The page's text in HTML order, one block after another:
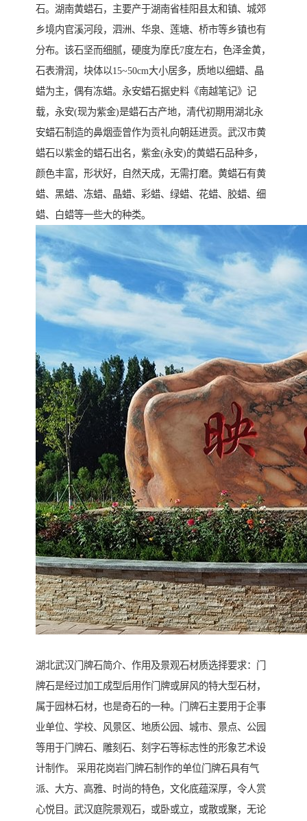
石。湖南黄蜡石，主要产于湖南省桂阳县太和镇、城郊
乡境内官溪河段，泗洲、华泉、莲塘、桥市等乡镇也有
分布。该石坚而细腻，硬度为摩氏7度左右，色泽金黄，
石表滑润，块体以15~50cm大小居多，质地以细蜡、晶
蜡为主，偶有冻蜡。永安蜡石据史料《南越笔记》记
载，永安(现为紫金)是蜡石古产地，清代初期用湖北永
安蜡石制造的鼻烟壶曾作为贡礼向朝廷进贡。武汉市黄
蜡石以紫金的蜡石出名，紫金(永安)的黄蜡石品种多，
颜色丰富，形状好，自然天成，无需打磨。黄蜡石有黄
蜡、黑蜡、冻蜡、晶蜡、彩蜡、绿蜡、花蜡、胶蜡、细
蜡、白蜡等一些大的种类。
湖北武汉门牌石简介、作用及景观石材质选择要求：门
牌石是经过加工成型后用作门牌或屏风的特大型石材，
属于园林石材，也是奇石的一种。门牌石主要用于企事
业单位、学校、风景区、地质公园、城市、景点、公园
等用于门牌石、雕刻石、刻字石等标志性的形象艺术设
计制作。 采用花岗岩门牌石制作的单位门牌石具有气
派、大方、高雅、时尚的特色，文化底蕴深厚，令人赏
心悦目。武汉庭院景观石，或卧或立，或散或聚，无论